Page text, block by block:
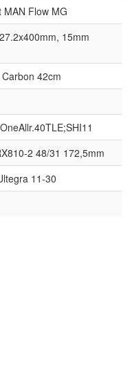
MAN Flow MG
15mm
42cm
2 48/31 172,5mm
11-30